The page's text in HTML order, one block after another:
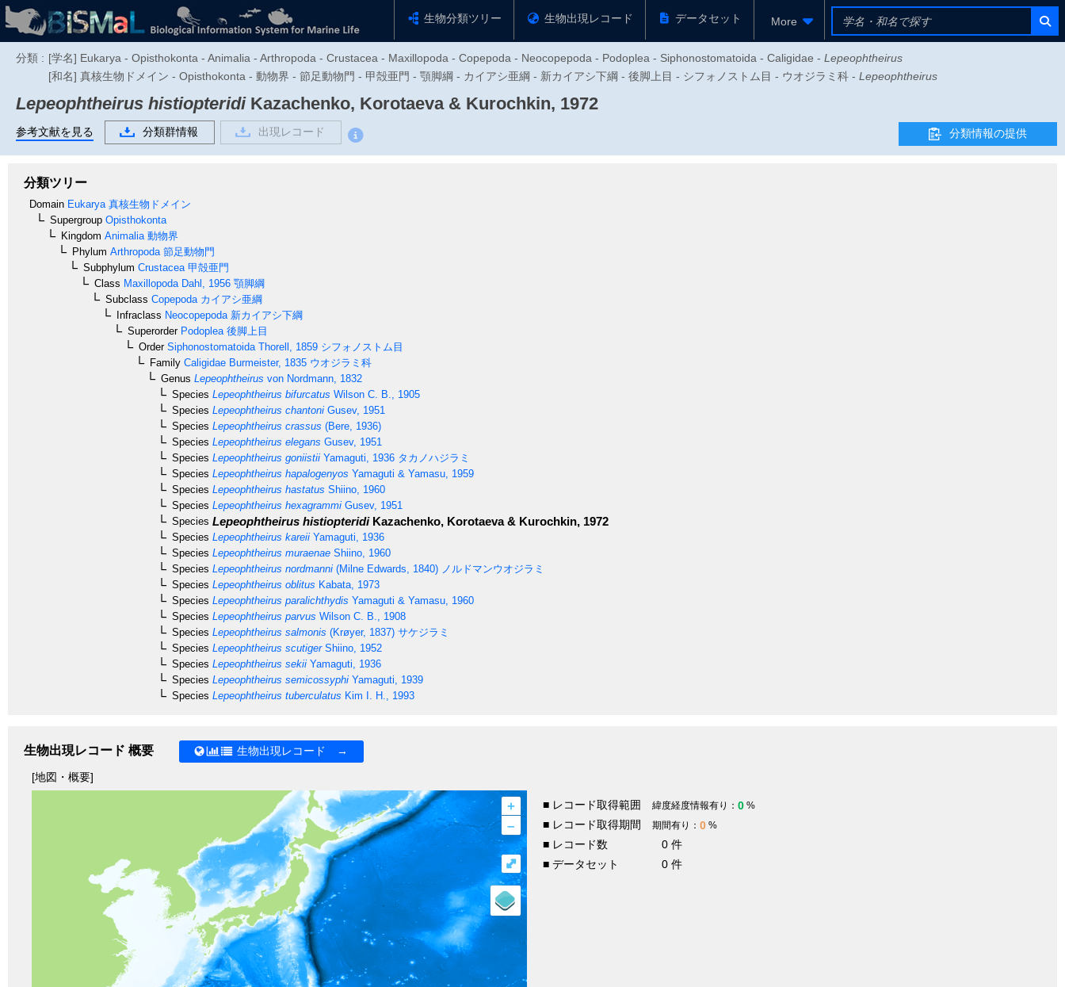
生物分類ツリー 生物出現レコード データセット More
分類 : [学名] Eukarya - Opisthokonta - Animalia - Arthropoda - Crustacea - Maxillopoda - Copepoda - Neocopepoda - Podoplea - Siphonostomatoida - Caligidae - Lepeophtheirus
[和名] 真核生物ドメイン - Opisthokonta - 動物界 - 節足動物門 - 甲殻亜門 - 顎脚綱 - カイアシ亜綱 - 新カイアシ下綱 - 後脚上目 - シフォノストム目 - ウオジラミ科 - Lepeophtheirus
Lepeophtheirus histiopteridiKazachenko, Korotaeva & Kurochkin, 1972
参考文献を見る 分類群情報 出現レコード 分類情報の提供
分類ツリー
Domain Eukarya 真核生物ドメイン
Supergroup Opisthokonta
Kingdom Animalia 動物界
Phylum Arthropoda 節足動物門
Subphylum Crustacea 甲殻亜門
Class Maxillopoda Dahl, 1956 顎脚綱
Subclass Copepoda カイアシ亜綱
Infraclass Neocopepoda 新カイアシ下綱
SuperorderPodoplea 後脚上目
OrderSiphonostomatoida Thorell, 1859 シフォノストム目
Family Caligidae Burmeister, 1835 ウオジラミ科
Genus Lepeophtheirus von Nordmann, 1832
Species Lepeophtheirus bifurcatus Wilson C. B., 1905
Species Lepeophtheirus chantoni Gusev, 1951
Species Lepeophtheirus crassus (Bere, 1936)
Species Lepeophtheirus elegans Gusev, 1951
Species Lepeophtheirus goniistii Yamaguti, 1936 タカノハジラミ
Species Lepeophtheirus hapalogenyos Yamaguti & Yamasu, 1959
Species Lepeophtheirus hastatus Shiino, 1960
Species Lepeophtheirus hexagrammi Gusev, 1951
Species Lepeophtheirus histiopteridiKazachenko, Korotaeva & Kurochkin, 1972
Species Lepeophtheirus kareii Yamaguti, 1936
Species Lepeophtheirus muraenae Shiino, 1960
Species Lepeophtheirus nordmanni (Milne Edwards, 1840) ノルドマンウオジラミ
Species Lepeophtheirus oblitus Kabata, 1973
Species Lepeophtheirus paralichthydis Yamaguti & Yamasu, 1960
Species Lepeophtheirus parvus Wilson C. B., 1908
Species Lepeophtheirus salmonis (Krøyer, 1837) サケジラミ
Species Lepeophtheirus scutigerShiino, 1952
Species Lepeophtheirus sekii Yamaguti, 1936
Species Lepeophtheirus semicossyphi Yamaguti, 1939
Species Lepeophtheirus tuberculatus Kim I. H., 1993
生物出現レコード 概要 生物出現レコード →
[地図・概要]
+
–
⤢
■ レコード取得範囲 緯度経度情報有り： 0 %
■ レコード取得期間 期間有り： 0 %
■ レコード数
0 件
■ データセット
0 件